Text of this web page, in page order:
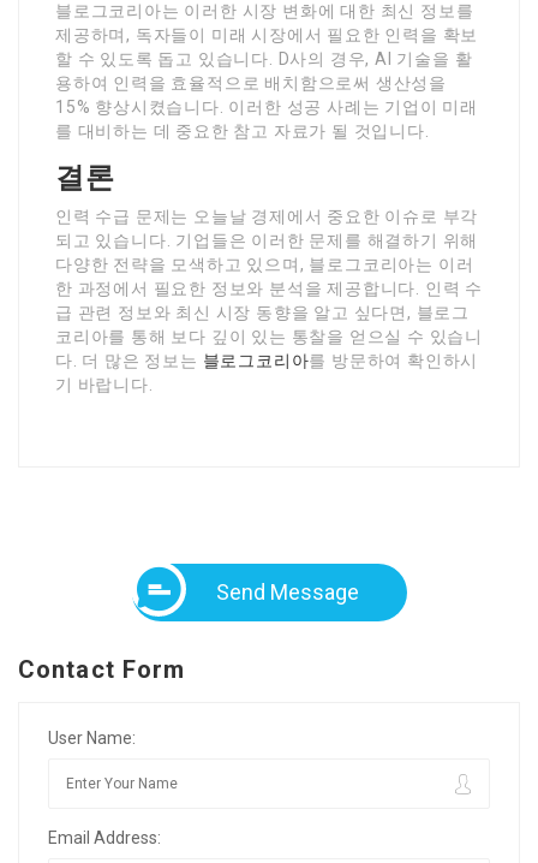
블로그코리아는 이러한 시장 변화에 대한 최신 정보를
제공하며, 독자들이 미래 시장에서 필요한 인력을 확보
할 수 있도록 돕고 있습니다. D사의 경우, AI 기술을 활
용하여 인력을 효율적으로 배치함으로써 생산성을
15% 향상시켰습니다. 이러한 성공 사례는 기업이 미래
를 대비하는 데 중요한 참고 자료가 될 것입니다.
결론
인력 수급 문제는 오늘날 경제에서 중요한 이슈로 부각
되고 있습니다. 기업들은 이러한 문제를 해결하기 위해
다양한 전략을 모색하고 있으며, 블로그코리아는 이러
한 과정에서 필요한 정보와 분석을 제공합니다. 인력 수
급 관련 정보와 최신 시장 동향을 알고 싶다면, 블로그
코리아를 통해 보다 깊이 있는 통찰을 얻으실 수 있습니
다. 더 많은 정보는 블로그코리아를 방문하여 확인하시
기 바랍니다.
Send Message
Contact Form
User Name:
Email Address: